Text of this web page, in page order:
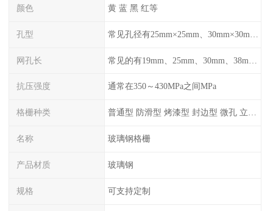
颜色 黄 蓝 黑 红等
孔型
网孔长
抗压强度 通常在350～430MPa之间MPa
格栅种类 普通型 防滑型 ‌烤漆型 封边型 ‌微孔 立体 加砂覆面型 平面型
名称 玻璃钢格栅
产品材质 玻璃钢
规格 可支持定制